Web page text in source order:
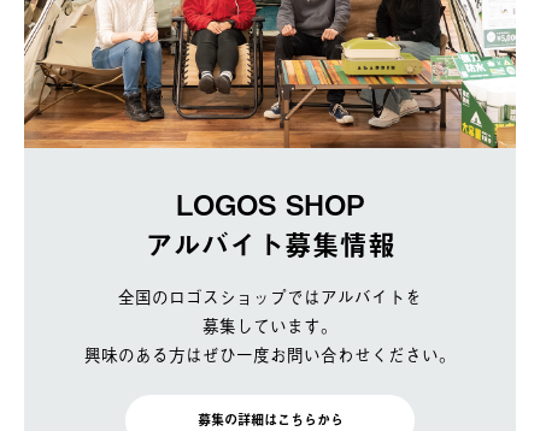
LOGOS SHOP
アルバイト募集情報
全国のロゴスショップではアルバイトを
募集しています。
興味のある方はぜひ一度お問い合わせください。
募集の詳細はこちらから